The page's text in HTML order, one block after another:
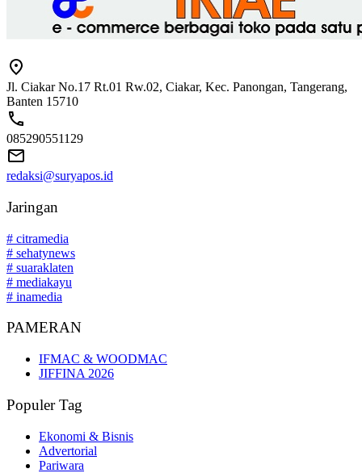
Jl. Ciakar No.17 Rt.01 Rw.02, Ciakar, Kec. Panongan, Tangerang,
Banten 15710
085290551129
redaksi@suryapos.id
Jaringan
# citramedia
# sehatynews
# suaraklaten
# mediakayu
# inamedia
PAMERAN
IFMAC & WOODMAC
JIFFINA 2026
Populer Tag
Ekonomi & Bisnis
Advertorial
Pariwara